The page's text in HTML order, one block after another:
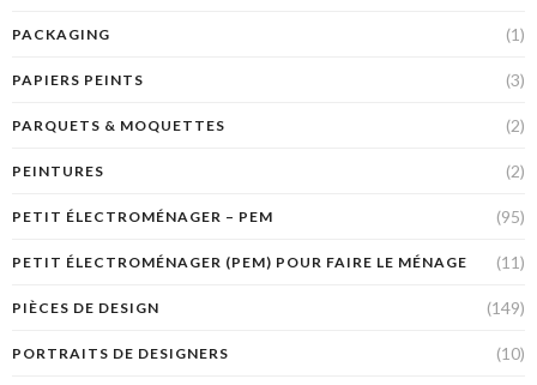
PACKAGING (1)
PAPIERS PEINTS (3)
PARQUETS & MOQUETTES (2)
PEINTURES (2)
PETIT ÉLECTROMÉNAGER – PEM (95)
PETIT ÉLECTROMÉNAGER (PEM) POUR FAIRE LE MÉNAGE (11)
PIÈCES DE DESIGN (149)
PORTRAITS DE DESIGNERS (10)